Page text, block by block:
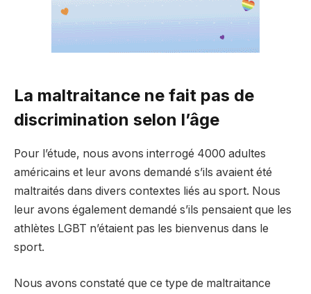
La maltraitance ne fait pas de
discrimination selon l’âge
Pour l’étude, nous avons interrogé 4000 adultes
américains et leur avons demandé s’ils avaient été
maltraités dans divers contextes liés au sport. Nous
leur avons également demandé s’ils pensaient que les
athlètes LGBT n’étaient pas les bienvenus dans le
sport.
Nous avons constaté que ce type de maltraitance